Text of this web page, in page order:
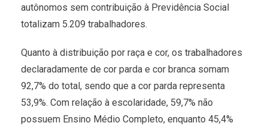
autônomos sem contribuição à Previdência Social
totalizam 5.209 trabalhadores.
Quanto à distribuição por raça e cor, os trabalhadores
declaradamente de cor parda e cor branca somam
92,7% do total, sendo que a cor parda representa
53,9%. Com relação à escolaridade, 59,7% não
possuem Ensino Médio Completo, enquanto 45,4%